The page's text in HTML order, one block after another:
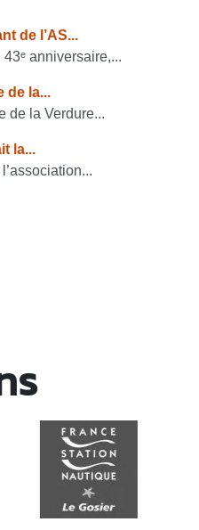
de l’AS...
anniversaire,...
de la...
de la Verdure...
la...